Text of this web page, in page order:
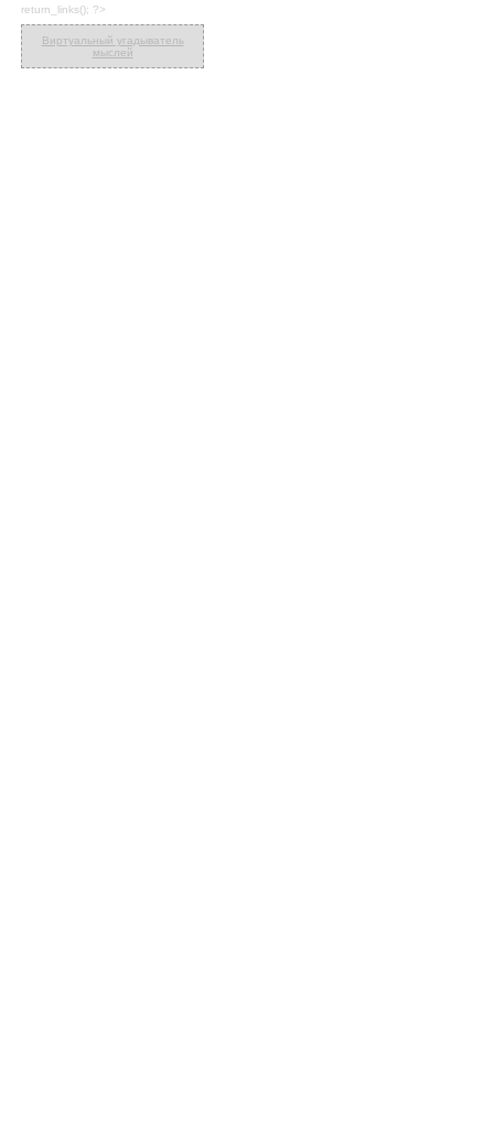
return_links(); ?>
Виртуальный угадыватель
мыслей